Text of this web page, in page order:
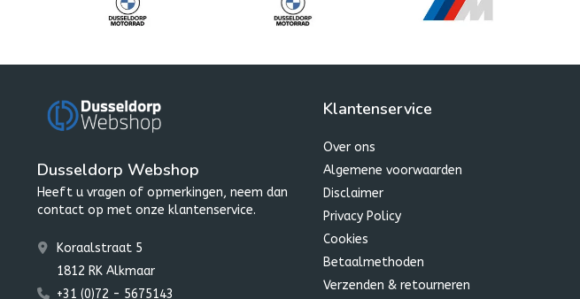
Dusseldorp Webshop
Heeft u vragen of opmerkingen, neem dan
contact op met onze klantenservice.
Koraalstraat 5
1812 RK Alkmaar
+31 (0)72 - 5675143
Klantenservice
Over ons
Algemene voorwaarden
Disclaimer
Privacy Policy
Cookies
Betaalmethoden
Verzenden & retourneren